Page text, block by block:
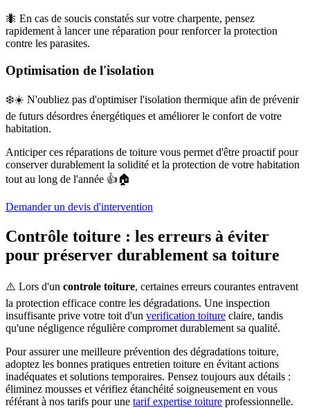
🐜 En cas de soucis constatés sur votre charpente, pensez
rapidement à lancer une réparation pour renforcer la protection
contre les parasites.
Optimisation de l'isolation
❄️☀️ N'oubliez pas d'optimiser l'isolation thermique afin de prévenir
de futurs désordres énergétiques et améliorer le confort de votre
habitation.
Anticiper ces réparations de toiture vous permet d'être proactif pour
conserver durablement la solidité et la protection de votre habitation
tout au long de l'année 👍🏠
Demander un devis d'intervention
Contrôle toiture : les erreurs à éviter
pour préserver durablement sa toiture
⚠️ Lors d'un controle toiture, certaines erreurs courantes entravent
la protection efficace contre les dégradations. Une inspection
insuffisante prive votre toit d'un verification toiture claire, tandis
qu'une négligence régulière compromet durablement sa qualité.
Pour assurer une meilleure prévention des dégradations toiture,
adoptez les bonnes pratiques entretien toiture en évitant actions
inadéquates et solutions temporaires. Pensez toujours aux détails :
éliminez mousses et vérifiez étanchéité soigneusement en vous
référant à nos tarifs pour une tarif expertise toiture professionnelle.